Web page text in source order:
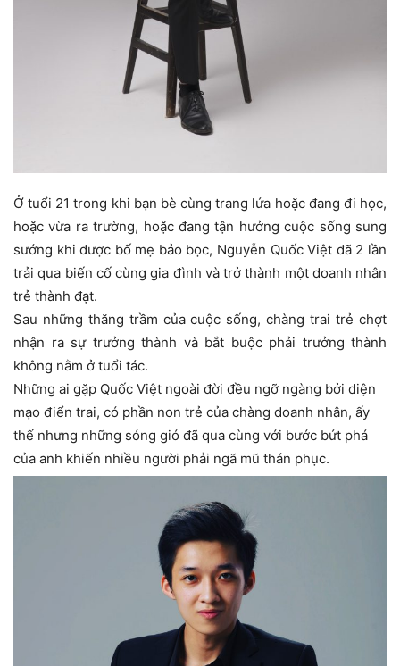
Ở tuổi 21 trong khi bạn bè cùng trang lứa hoặc đang đi học,
hoặc vừa ra trường, hoặc đang tận hưởng cuộc sống sung
sướng khi được bố mẹ bảo bọc, Nguyễn Quốc Việt đã 2 lần
trải qua biến cố cùng gia đình và trở thành một doanh nhân
trẻ thành đạt.
Sau những thăng trầm của cuộc sống, chàng trai trẻ chợt
nhận ra sự trưởng thành và bắt buộc phải trưởng thành
không nằm ở tuổi tác.
Những ai gặp Quốc Việt ngoài đời đều ngỡ ngàng bởi diện
mạo điển trai, có phần non trẻ của chàng doanh nhân, ấy
thế nhưng những sóng gió đã qua cùng với bước bứt phá
của anh khiến nhiều người phải ngã mũ thán phục.